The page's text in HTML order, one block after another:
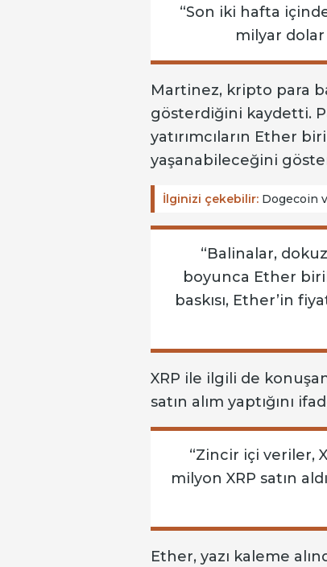
“Son iki hafta
milyar dolar
Martinez, kripto para
gösterdiğini kaydetti.
yatırımcıların Ether
yaşanabileceğini
İlginizi çekebilir: Dogecoin
“Balinalar,
boyunca Ether
baskısı, Ether’in
XRP ile ilgili de
satın alım yaptığını
“Zincir içi veriler,
milyon XRP satın
Ether, yazı kaleme